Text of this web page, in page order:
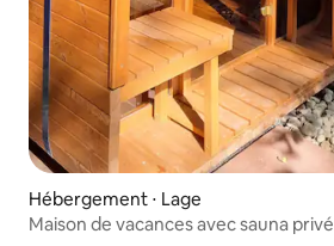
Hébergement ⋅ Lage
Maison de vacances avec sauna privé